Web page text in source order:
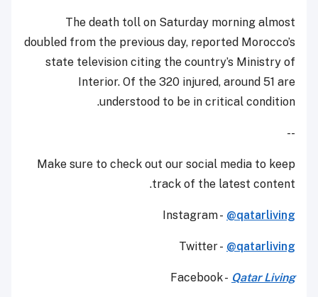
The death toll on Saturday morning almost
doubled from the previous day, reported Morocco’s
state television citing the country’s Ministry of
Interior. Of the 320 injured, around 51 are
understood to be in critical condition.
--
Make sure to check out our social media to keep
track of the latest content.
Instagram - @qatarliving
Twitter - @qatarliving
Facebook - Qatar Living